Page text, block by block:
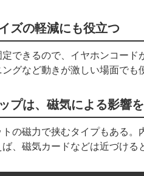
ズの軽減にも役立つ
できるので、イヤホンコー
グなど動きが激しい場面でも
プは、磁気による影響
の磁力で挟むタイプもある。
、磁気カードなどは近づける